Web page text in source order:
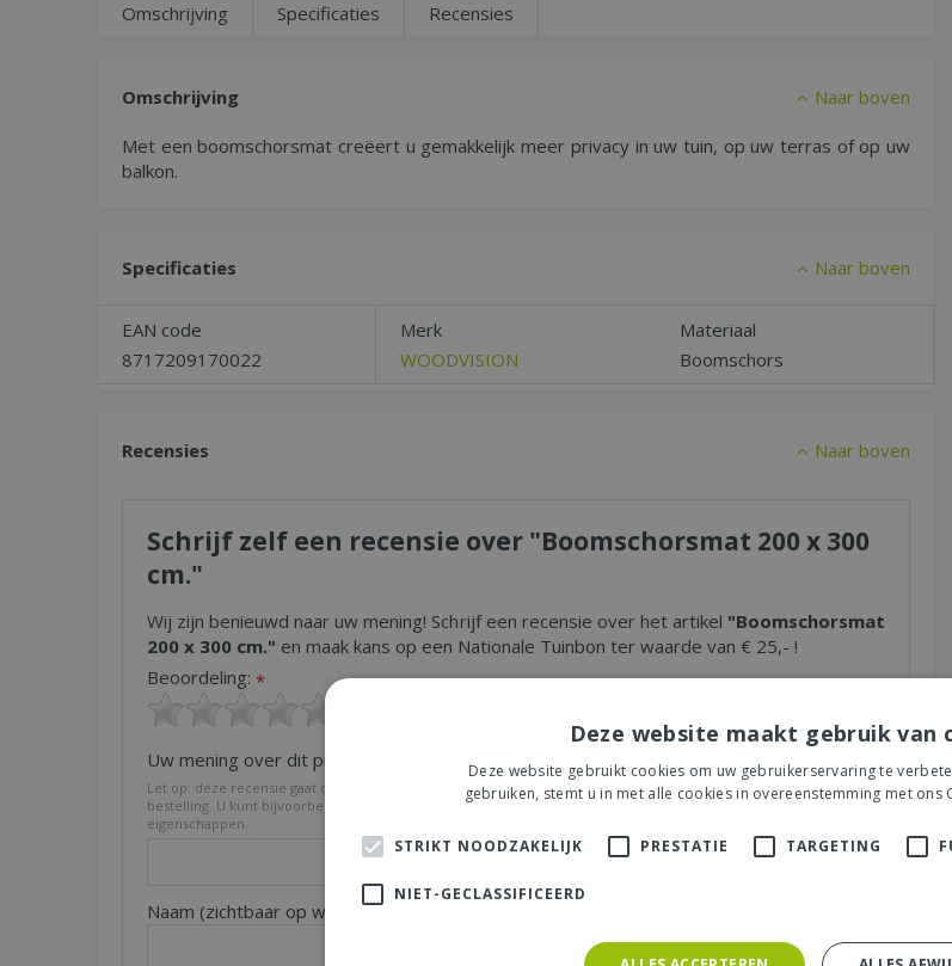
Omschrijving Specificaties Recensies
Omschrijving Naar boven
Met een boomschorsmat creëert u gemakkelijk meer privacy in uw tuin, op uw terras of op uw
balkon.
Specificaties Naar boven
EAN code
8717209170022
Merk
WOODVISION
Materiaal
Boomschors
Recensies Naar boven
Schrijf zelf een recensie over "Boomschorsmat 200 x 300
cm."
Wij zijn benieuwd naar uw mening! Schrijf een recensie over het artikel "Boomschorsmat
200 x 300 cm." en maak kans op een Nationale Tuinbon ter waarde van € 25,- !
Beoordeling: *
Uw mening over dit product:
Let op: deze recensie gaat over het product en niet over ons tuincentrum, de service of levering van uw
bestelling. U kunt bijvoorbeeld in gaan op de kwaliteit van het product, de look & feel en belangrijke
eigenschappen.
Naam (zichtbaar op website):
Deze website maakt gebruik van
Deze website gebruikt cookies om uw gebruikerservaring te
gebruiken, stemt u in met alle cookies in overeenstemming met ons
STRIKT NOODZAKELIJK PRESTATIE TARGETING
NIET-GECLASSIFICEERD